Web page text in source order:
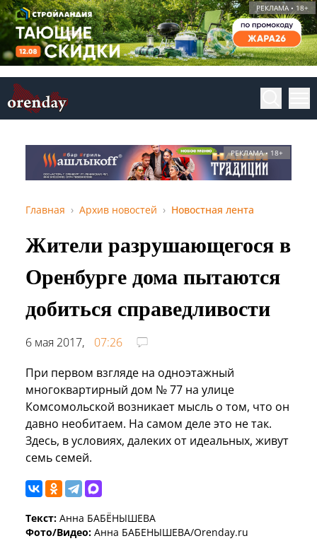
РЕКЛАМА • 18+
РЕКЛАМА • 18+
Главная Архив новостей Новостная лента
Жители разрушающегося в
Оренбурге дома пытаются
добиться справедливости
6 мая 2017,
07:26
При первом взгляде на одноэтажный
многоквартирный дом № 77 на улице
Комсомольской возникает мысль о том, что он
давно необитаем. На самом деле это не так.
Здесь, в условиях, далеких от идеальных, живут
семь семей.
Текст: Анна БАБЁНЫШЕВА
Фото/Видео: Анна БАБЕНЫШЕВА/Orenday.ru